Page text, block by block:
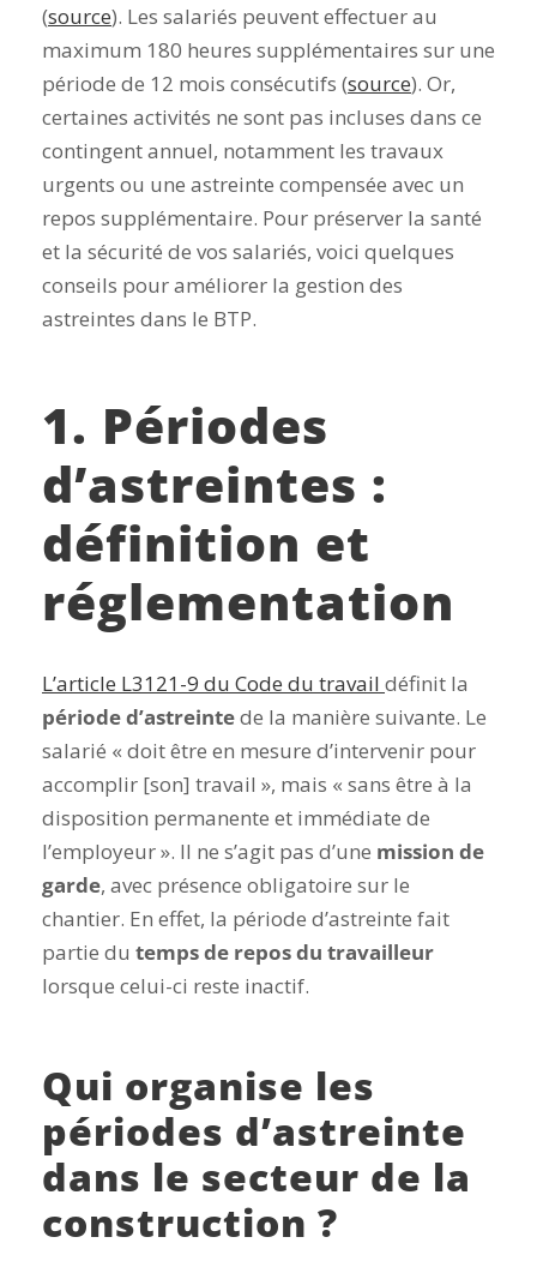
(source). Les salariés peuvent effectuer au
maximum 180 heures supplémentaires sur une
période de 12 mois consécutifs (source). Or,
certaines activités ne sont pas incluses dans ce
contingent annuel, notamment les travaux
urgents ou une astreinte compensée avec un
repos supplémentaire. Pour préserver la santé
et la sécurité de vos salariés, voici quelques
conseils pour améliorer la gestion des
astreintes dans le BTP.
1. Périodes
d’astreintes :
définition et
réglementation
L’article L3121-9 du Code du travail définit la
période d’astreintede la manière suivante. Le
salarié « doit être en mesure d’intervenir pour
accomplir [son] travail », mais « sans être à la
disposition permanente et immédiate de
l’employeur ». Il ne s’agit pas d’une mission de
garde, avec présence obligatoire sur le
chantier. En effet, la période d’astreinte fait
partie du temps de repos du travailleur
lorsque celui-ci reste inactif.
Qui organise les
périodes d’astreinte
dans le secteur de la
construction ?